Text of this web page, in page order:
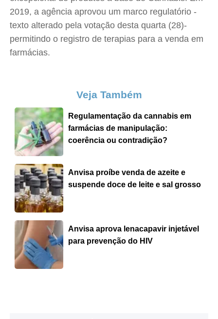
2019, a agência aprovou um marco regulatório -
texto alterado pela votação desta quarta (28)-
permitindo o registro de terapias para a venda em
farmácias.
Veja Também
Regulamentação da cannabis em
farmácias de manipulação:
coerência ou contradição?
Anvisa proíbe venda de azeite e
suspende doce de leite e sal grosso
Anvisa aprova lenacapavir injetável
para prevenção do HIV